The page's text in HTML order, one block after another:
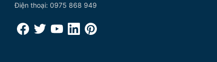
Điện thoại: 0975 868 949